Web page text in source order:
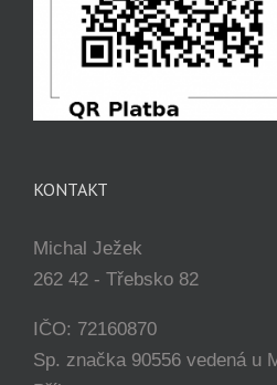
KONTAKT
Michal Ježek
262 42 - Třebsko 82
IČO: 72160870
Sp. značka 90556 vedená u